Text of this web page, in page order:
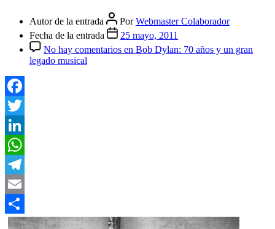
Autor de la entrada PorWebmaster Colaborador
Fecha de la entrada
25 mayo, 2011
No hay comentarios en Bob Dylan: 70 años y un gran
legado musical
Facebook
Twitter
LinkedIn
WhatsApp
Telegram
Email
Compartir